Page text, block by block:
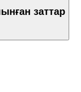
заттар